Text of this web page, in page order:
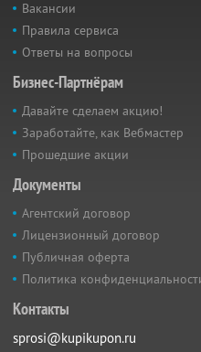
Вакансии
Правила сервиса
Ответы на вопросы
Бизнес-Партнёрам
Давайте сделаем акцию!
Заработайте, как Вебмастер
Прошедшие акции
Документы
Агентский договор
Лицензионный договор
Публичная оферта
Политика
Контакты
sprosi@kupikupon.ru